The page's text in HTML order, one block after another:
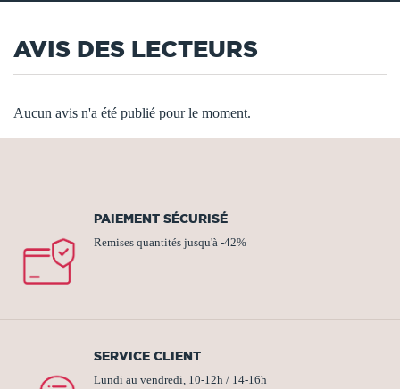
AVIS DES LECTEURS
Aucun avis n'a été publié pour le moment.
PAIEMENT SÉCURISÉ
Remises quantités jusqu'à -42%
SERVICE CLIENT
Lundi au vendredi, 10-12h / 14-16h